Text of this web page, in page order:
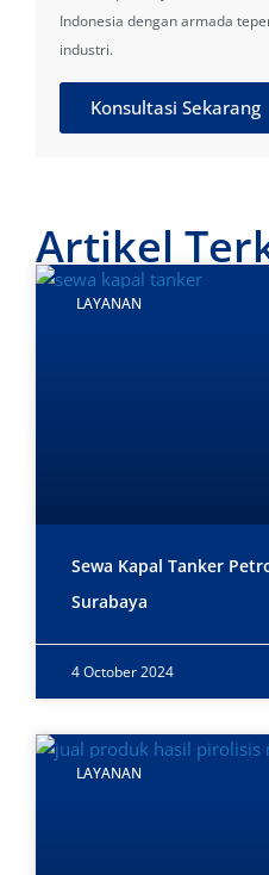
Indonesia dengan armada
industri.
Konsultasi Sekarang
Artikel
LAYANAN
Sewa Kapal Tanker
Surabaya
4 October 2024
LAYANAN